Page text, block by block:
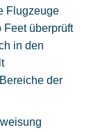
Flugzeuge
überprüft
in den
der